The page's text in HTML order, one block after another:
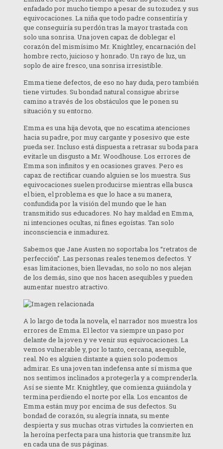
enfadado por mucho tiempo a pesar de su tozudez y sus
equivocaciones. La niña que todo padre consentiría y
que conseguiría su perdón tras la mayor trastada con
solo una sonrisa. Una joven capaz de doblegar el
corazón del mismísimo Mr. Knightley, encarnación del
hombre recto, juicioso y honrado. Un rayo de luz, un
soplo de aire fresco, una sonrisa irresistible.
Emma tiene defectos, de eso no hay duda, pero también
tiene virtudes. Su bondad natural consigue abrirse
camino a través de los obstáculos que le ponen su
situación y su entorno.
Emma es una hija devota, que no escatima atenciones
hacia su padre, por muy cargante y posesivo que este
pueda ser. Incluso está dispuesta a retrasar su boda para
evitarle un disgusto a Mr. Woodhouse. Los errores de
Emma son infinitos y en ocasiones graves. Pero es
capaz de rectificar cuando alguien se los muestra. Sus
equivocaciones suelen producirse mientras ella busca
el bien, el problema es que lo hace a su manera,
confundida por la visión del mundo que le han
transmitido sus educadores. No hay maldad en Emma,
ni intenciones ocultas, ni fines egoístas. Tan solo
inconsciencia e inmadurez.
Sabemos que Jane Austen no soportaba los “retratos de
perfección”. Las personas reales tenemos defectos. Y
esas limitaciones, bien llevadas, no solo no nos alejan
de los demás, sino que nos hacen asequibles y pueden
aumentar nuestro atractivo.
A lo largo de toda la novela, el narrador nos muestra los
errores de Emma. El lector va siempre un paso por
delante de la joven y ve venir sus equivocaciones. La
vemos vulnerable y, por lo tanto, cercana, asequible,
real. No es alguien distante a quien solo podemos
admirar. Es una joven tan indefensa ante sí misma que
nos sentimos inclinados a protegerla y a comprenderla.
Así se siente Mr. Knightley, que comienza guiándola y
termina perdiendo el norte por ella. Los encantos de
Emma están muy por encima de sus defectos. Su
bondad de corazón, su alegría innata, su mente
despierta y sus muchas otras virtudes la convierten en
la heroína perfecta para una historia que transmite luz
en cada una de sus páginas.